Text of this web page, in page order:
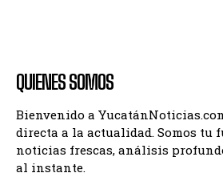
QUIENES SOMOS
Bienvenido a
directa a la actualidad. Somos tu
noticias frescas, análisis
al instante.